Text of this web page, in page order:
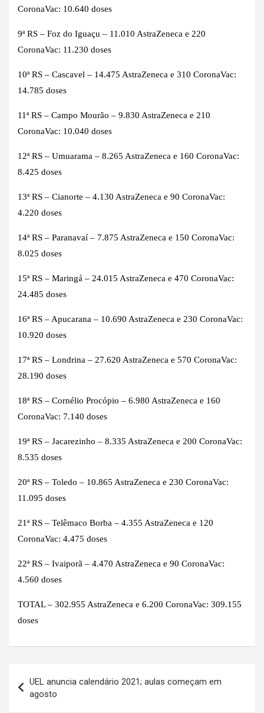
CoronaVac: 10.640 doses
9ª RS – Foz do Iguaçu – 11.010 AstraZeneca e 220
CoronaVac: 11.230 doses
10ª RS – Cascavel – 14.475 AstraZeneca e 310 CoronaVac:
14.785 doses
11ª RS – Campo Mourão – 9.830 AstraZeneca e 210
CoronaVac: 10.040 doses
12ª RS – Umuarama – 8.265 AstraZeneca e 160 CoronaVac:
8.425 doses
13ª RS – Cianorte – 4.130 AstraZeneca e 90 CoronaVac:
4.220 doses
14ª RS – Paranavaí – 7.875 AstraZeneca e 150 CoronaVac:
8.025 doses
15ª RS – Maringá – 24.015 AstraZeneca e 470 CoronaVac:
24.485 doses
16ª RS – Apucarana – 10.690 AstraZeneca e 230 CoronaVac:
10.920 doses
17ª RS – Londrina – 27.620 AstraZeneca e 570 CoronaVac:
28.190 doses
18ª RS – Cornélio Procópio – 6.980 AstraZeneca e 160
CoronaVac: 7.140 doses
19ª RS – Jacarezinho – 8.335 AstraZeneca e 200 CoronaVac:
8.535 doses
20ª RS – Toledo – 10.865 AstraZeneca e 230 CoronaVac:
11.095 doses
21ª RS – Telêmaco Borba – 4.355 AstraZeneca e 120
CoronaVac: 4.475 doses
22ª RS – Ivaiporã – 4.470 AstraZeneca e 90 CoronaVac:
4.560 doses
TOTAL – 302.955 AstraZeneca e 6.200 CoronaVac: 309.155
doses
de
UEL anuncia calendário 2021; aulas começam em
agosto